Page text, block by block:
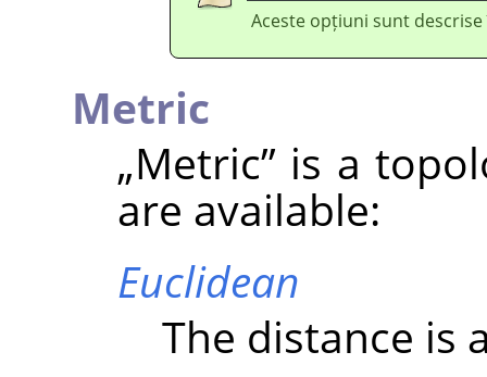
Aceste opțiuni sunt
Metric
„Metric” is a
are available:
Euclidean
The distance is